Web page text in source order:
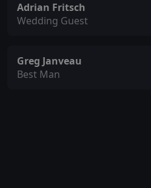
Adrian Fritsch
Wedding Guest
Greg Janveau
Best Man